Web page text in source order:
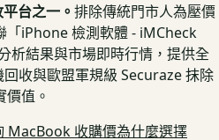
台之一。 排除傳統門市人為壓價
「iPhone 檢測軟體 - iMCheck
析結果與市場即時行情，提供全
收與歐盟軍規級 Securaze 抹除
值。
MacBook 收購價為什麼選擇